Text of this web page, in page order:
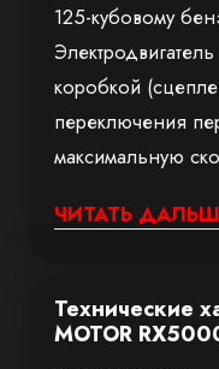
125-кубовому
коробкой
переключения
максимальную
Электромотоцикл
Подвеска
нерегулируемой
ЧИТАТЬ
Технические
MOTOR